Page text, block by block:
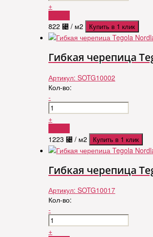
+
822 ⃄ / м2 Купить в 1 клик
Гибкая черепица
Артикул: SOTG10002
Кол-во:
-
+
1223 ⃄ / м2 Купить в 1 клик
Гибкая черепица
Артикул: SOTG10017
Кол-во:
-
+